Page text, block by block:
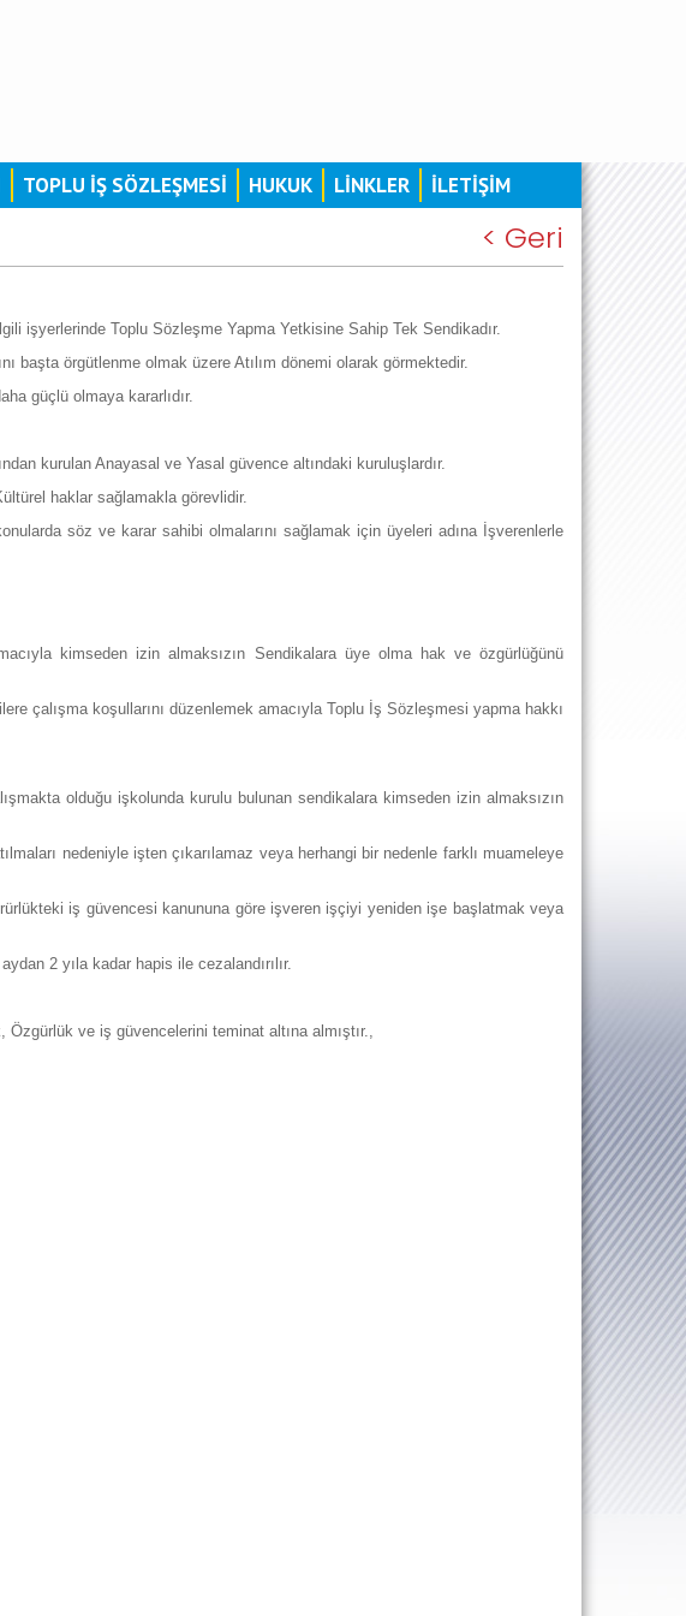
TOPLU İŞ SÖZLEŞMESİ HUKUK LİNKLER İLETİŞİM
< Geri
işyerlerinde Toplu Sözleşme Yapma Yetkisine Sahip Tek Sendikadır.
başta örgütlenme olmak üzere Atılım dönemi olarak görmektedir.
güçlü olmaya kararlıdır.
kurulan Anayasal ve Yasal güvence altındaki kuruluşlardır.
haklar sağlamakla görevlidir.
söz ve karar sahibi olmalarını sağlamak için üyeleri adına İşverenlerle
kimseden izin almaksızın Sendikalara üye olma hak ve özgürlüğünü
çalışma koşullarını düzenlemek amacıyla Toplu İş Sözleşmesi yapma hakkı
olduğu işkolunda kurulu bulunan sendikalara kimseden izin almaksızın
nedeniyle işten çıkarılamaz veya herhangi bir nedenle farklı muameleye
iş güvencesi kanununa göre işveren işçiyi yeniden işe başlatmak veya
2 yıla kadar hapis ile cezalandırılır.
ve iş güvencelerini teminat altına almıştır.,